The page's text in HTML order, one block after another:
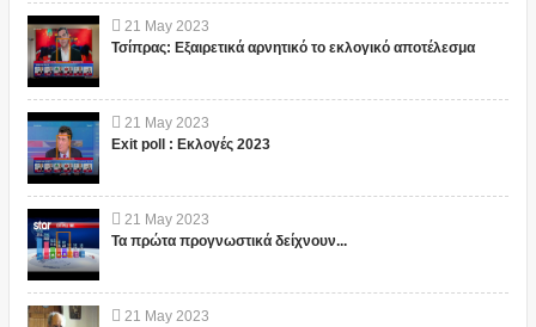
21 May 2023
Τσίπρας: Εξαιρετικά αρνητικό το εκλογικό αποτέλεσμα
21 May 2023
Exit poll : Εκλογές 2023
21 May 2023
Τα πρώτα προγνωστικά δείχνουν...
21 May 2023